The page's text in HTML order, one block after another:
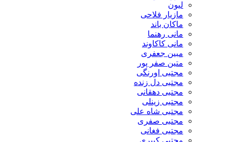
مازیار فلاحی
ماکان باند
مانی رهنما
مانی کاکاوند
مبین جعفری
متین صفر پور
مجتبی اورنگی
مجتبی دل زنده
مجتبی دهقانی
مجتبی زینلی
مجتبی شاه علی
مجتبی صفری
مجتبی فغانی
مجتبی کبیری